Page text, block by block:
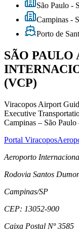
São Paulo -
Campinas -
Porto de
SÃO PAULO
(VCP)
Viracopos Airport
Executive
Campinas – São
Portal Viracopos
Aeroporto
Rodovia Santos
Campinas/SP
CEP: 13052-900
Caixa Postal Nº 3585